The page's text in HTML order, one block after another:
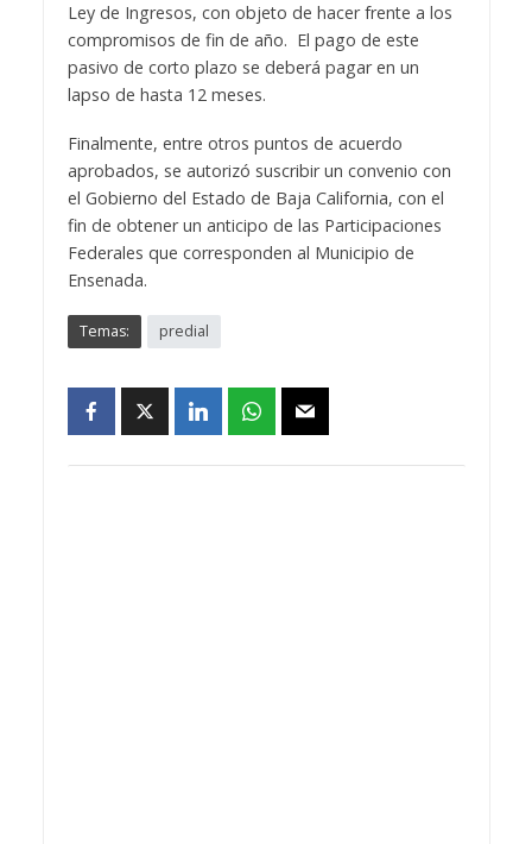
Ley de Ingresos, con objeto de hacer frente a los
compromisos de fin de año. El pago de este
pasivo de corto plazo se deberá pagar en un
lapso de hasta 12 meses.
Finalmente, entre otros puntos de acuerdo
aprobados, se autorizó suscribir un convenio con
el Gobierno del Estado de Baja California, con el
fin de obtener un anticipo de las Participaciones
Federales que corresponden al Municipio de
Ensenada.
Temas: predial